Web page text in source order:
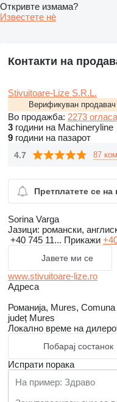
Откривте измама?
Известете нѐ
Контакти на
Stivuitoare-Lize S.R.L.
Верификуван продавач
Во продажба: 2273 огласа
3 години на Machineryline
9 години на пазарот
4.7 87
Претплатете се на
Sorina Varga
Јазици: романски,
+40 745 11... Прикажи
Јавете ми се
www.stivuitoare-lize.ro
Адреса
Романија, Mures,
județ Mures
Локално време на
Побарај состанок
Испрати порака